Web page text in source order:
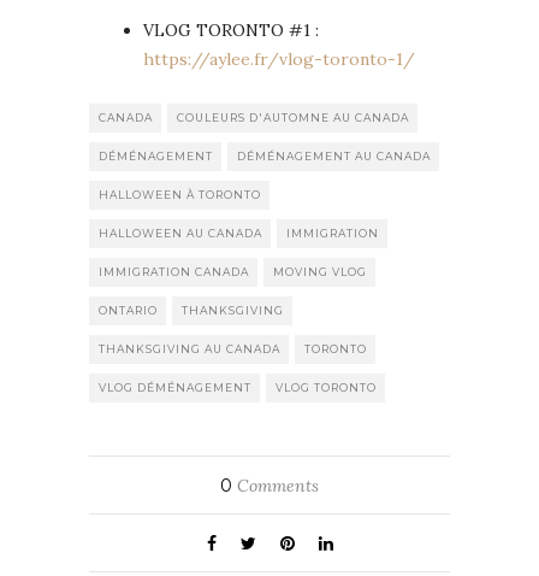
VLOG TORONTO #1 :
https://aylee.fr/vlog-toronto-1/
CANADA COULEURS D'AUTOMNE AU CANADA
DÉMÉNAGEMENT DÉMÉNAGEMENT AU CANADA
HALLOWEEN À TORONTO
HALLOWEEN AU CANADA IMMIGRATION
IMMIGRATION CANADA MOVING VLOG
ONTARIO THANKSGIVING
THANKSGIVING AU CANADA TORONTO
VLOG DÉMÉNAGEMENT VLOG TORONTO
0 Comments